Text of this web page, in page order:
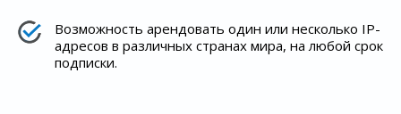
Возможность арендовать один или несколько IP-
адресов в различных странах мира, на любой срок
подписки.